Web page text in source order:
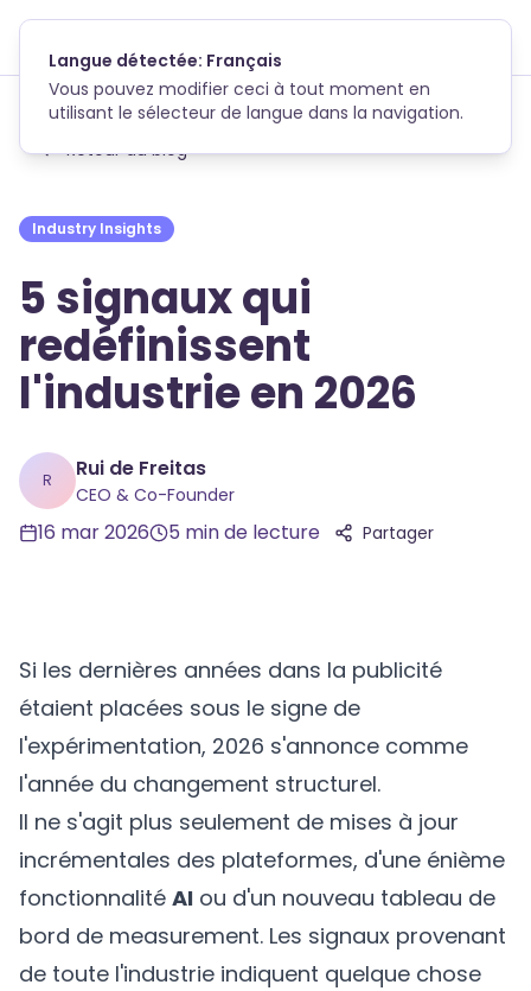
Skip to main content
Retour au blog
Industry Insights
5 signaux qui
redéfinissent
l'industrie en 2026
R Rui de Freitas
CEO & Co-Founder
16 mar 2026 5 min de lecture Partager
Si les dernières années dans la publicité
étaient placées sous le signe de
l'expérimentation, 2026 s'annonce comme
l'année du changement structurel.
Il ne s'agit plus seulement de mises à jour
incrémentales des plateformes, d'une énième
fonctionnalité AI ou d'un nouveau tableau de
bord de measurement. Les signaux provenant
de toute l'industrie indiquent quelque chose